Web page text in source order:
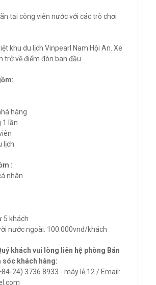
tại công viên nước với các trò chơi
khu du lịch Vinpearl Nam Hội An. Xe
trở về điểm đón ban đầu.
hàng
1 lần
lịch
:
nhân
5 khách
nước ngoài: 100.000vnd/khách
khách vui lòng liên hệ phòng Bán
sóc khách hàng:
24) 3736 8933 - máy lẻ 12 / Email: